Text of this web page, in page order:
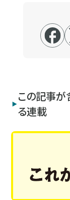
この記事が
る連載